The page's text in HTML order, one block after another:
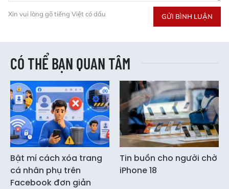
Xin vui lòng gõ tiếng Việt có dấu GỬI BÌNH LUẬN
CÓ THỂ BẠN QUAN TÂM
Bật mí cách xóa trang
cá nhân phụ trên
Facebook đơn giản
Tin buồn cho người chờ
iPhone 18